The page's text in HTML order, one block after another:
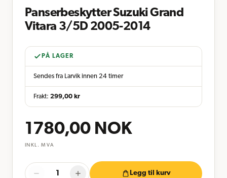
Panserbeskytter Suzuki Grand
Vitara 3/5D 2005-2014
PÅ LAGER
Sendes fra Larvik innen 24 timer
Frakt: 299,00 kr
1780,00 NOK
INKL. MVA
Legg til kurv